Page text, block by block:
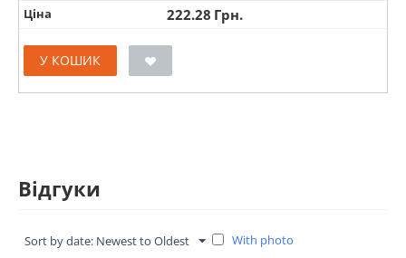
Ціна
222.28 Грн.
У КОШИК
Відгуки
Sort by date: Newest to Oldest
With photo